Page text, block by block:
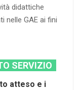
didattiche
nelle GAE ai fini
SERVIZIO
atteso e i